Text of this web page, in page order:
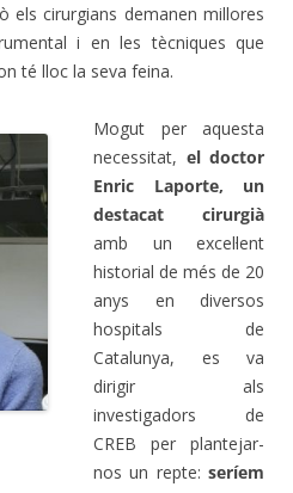
els cirurgians demanen millores
i en les tècniques que
té lloc la seva feina.
Mogut per aquesta
necessitat, el doctor
Enric Laporte, un
destacat cirurgià
amb un excel·lent
historial de més de 20
anys en diversos
hospitals de
Catalunya, es va
dirigir als
investigadors de
CREB per plantejar-
nos un repte: seríem